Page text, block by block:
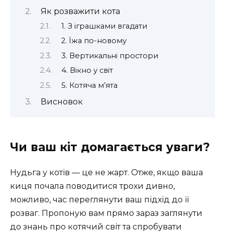
Як розважити кота
1. З іграшками вгадати
2. Їжа по-новому
3. Вертикальні простори
4. Вікно у світ
5. Котяча м’ята
Висновок
Чи ваш кіт домагається уваги?
Нудьга у котів — це не жарт. Отже, якщо ваша
киця почала поводитися трохи дивно,
можливо, час переглянути ваш підхід до її
розваг. Пропоную вам прямо зараз заглянути
до знань про котячий світ та спробувати